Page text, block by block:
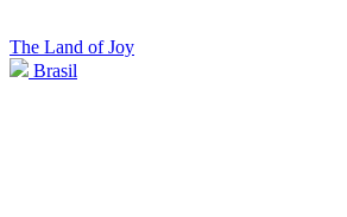
The Land of Joy
Brasil